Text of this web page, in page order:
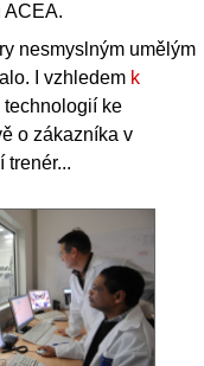
ACEA.
nesmyslným umělým
I vzhledem k
technologií ke
o zákazníka v
trenér...